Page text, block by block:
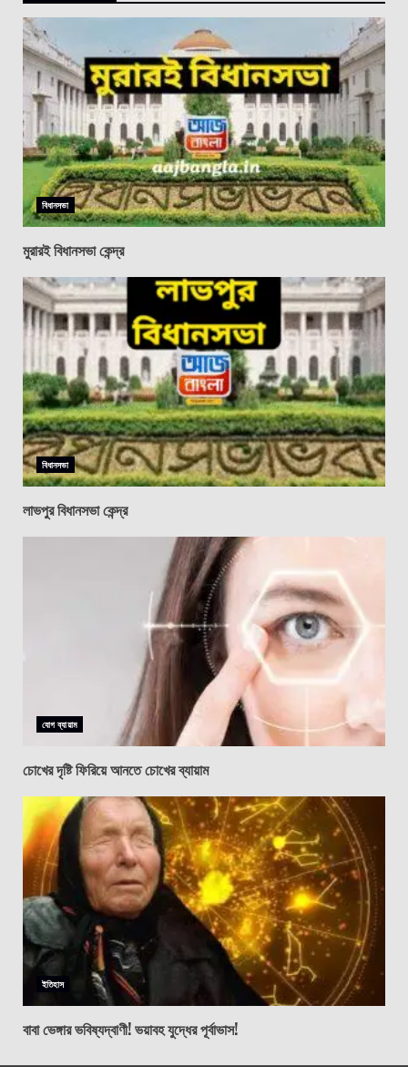
বিধানসভা
মুরারই বিধানসভা কেন্দ্র
বিধানসভা
লাভপুর বিধানসভা কেন্দ্র
যোগ ব্যায়াম
চোখের দৃষ্টি ফিরিয়ে আনতে চোখের ব্যায়াম
ইতিহাস
বাবা ভেঙ্গার ভবিষ্যদ্বাণী! ভয়াবহ যুদ্ধের পূর্বাভাস!